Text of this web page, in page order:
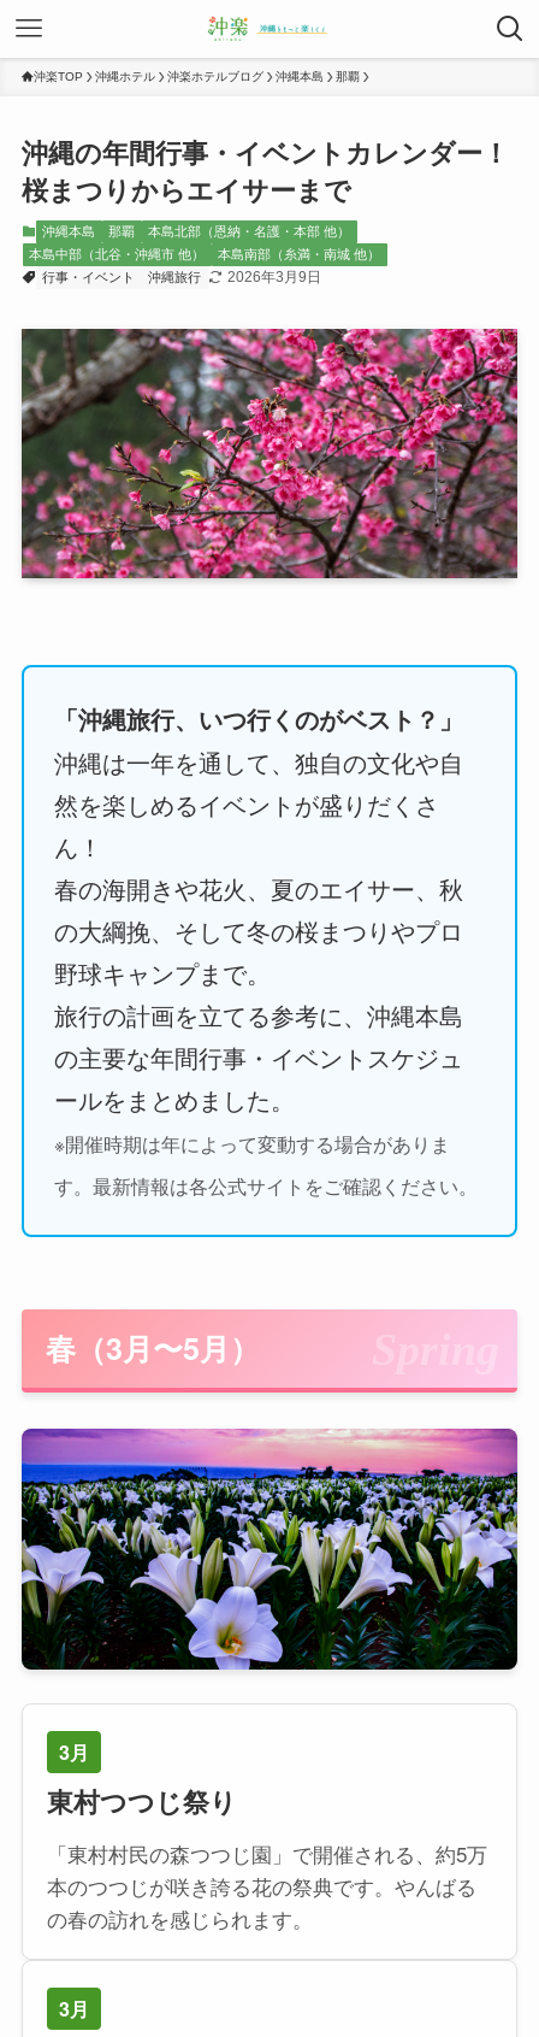
沖楽TOP 沖縄ホテル 沖楽ホテルブログ 沖縄本島 那覇
沖縄の年間行事・イベントカレンダー！
桜まつりからエイサーまで
沖縄本島 那覇
本島北部（恩納・名護・本部 他）
本島中部（北谷・沖縄市 他）
本島南部（糸満・南城 他）
行事・イベント
沖縄旅行 2026年3月9日
「沖縄旅行、いつ行くのがベスト？」
沖縄は一年を通して、独自の文化や自
然を楽しめるイベントが盛りだくさ
ん！
春の海開きや花火、夏のエイサー、秋
の大綱挽、そして冬の桜まつりやプロ
野球キャンプまで。
旅行の計画を立てる参考に、沖縄本島
の主要な年間行事・イベントスケジュ
ールをまとめました。
※開催時期は年によって変動する場合がありま
す。最新情報は各公式サイトをご確認ください。
春（3月〜5月）
3月
東村つつじ祭り
「東村村民の森つつじ園」で開催される、約5万
本のつつじが咲き誇る花の祭典です。やんばる
の春の訪れを感じられます。
3月